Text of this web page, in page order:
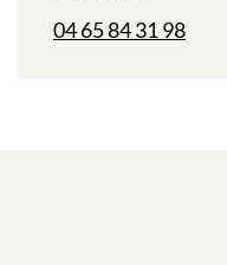
04 65 84 31 98